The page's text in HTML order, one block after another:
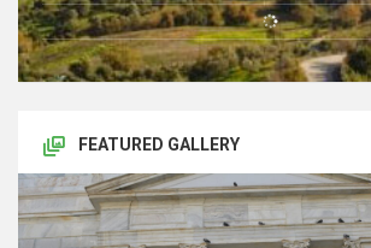
FEATURED GALLERY